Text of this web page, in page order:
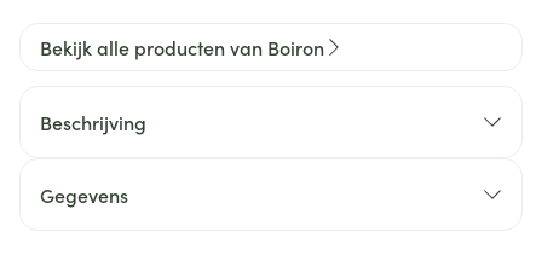
Bekijk alle producten van Boiron
Beschrijving
Gegevens